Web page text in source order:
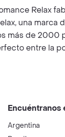
Relax
una
más de 2000
entre la
Encuéntranos
Argentina